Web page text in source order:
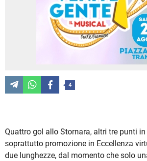
4
Quattro gol allo Stornara, altri tre punti
soprattutto promozione in Eccellenza
due lunghezze, dal momento che solo